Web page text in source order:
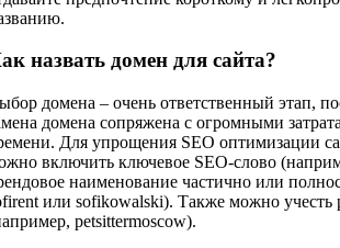
назвать домен для сайта?
домена – очень ответственный этап,
домена сопряжена с огромными
Для упрощения SEO оптимизации
включить ключевое SEO-слово
наименование частично или
или sofikowalski). Также можно учесть
petsittermoscow).